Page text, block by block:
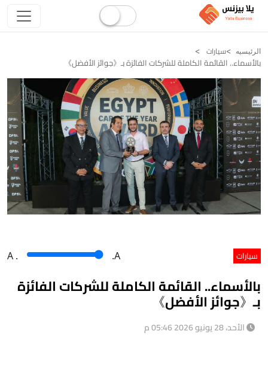
الرئيسيه سيارات
بالأسماء.. القائمة الكاملة للشركات الفائزة بـ《جوائز الأفضل》
سيارات A . .A
بالأسماء.. القائمة الكاملة للشركات الفائزة
بـ《جوائز الأفضل》
الأحد، 28 يونيو 2026 05:46 م